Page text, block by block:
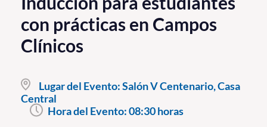
PUCV Internacional
Vinculación con el Medio
Pregrado
Postgrado
con prácticas en Campos
Clínicos
Lugar del Evento:Salón V Centenario, Casa
Central
Hora del Evento:08:30 horas